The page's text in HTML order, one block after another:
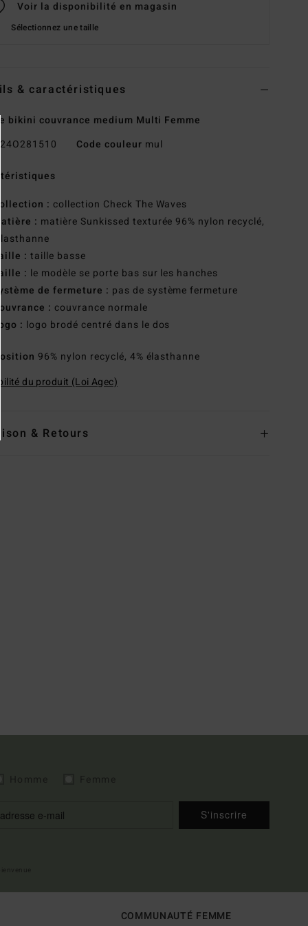
Voir la disponibilité en magasin
Sélectionnez une taille
& caractéristiques
bikini couvrance medium Multi Femme
24O281510 Code couleur mul
Collection : collection Check The Waves
Matière : matière Sunkissed texturée 96% nylon recyclé,
Taille : taille basse
Taille : le modèle se porte bas sur les hanches
Système de fermeture : pas de système fermeture
Couvrance : couvrance normale
Logo : logo brodé centré dans le dos
96% nylon recyclé, 4% élasthanne
du produit (Loi Agec)
& Retours
S'inscrire
COMMUNAUTÉ FEMME